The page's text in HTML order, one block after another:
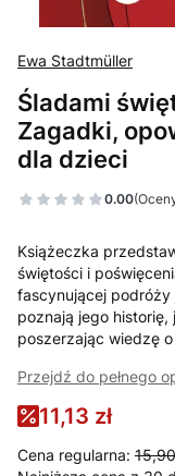
Ewa Stadtmüller
Śladami
Zagadki,
dla dzieci
0.00
Książeczka
świętości i
fascynującej
poznają jego
poszerzając wiedzę
Przejdź do pełnego
11,13 zł
Cena regularna: